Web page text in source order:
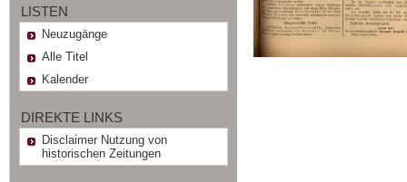
LISTEN
Neuzugänge
Alle Titel
Kalender
DIREKTE LINKS
Disclaimer Nutzung von
historischen Zeitungen